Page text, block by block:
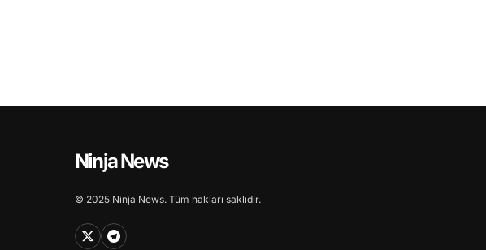
Ninja News
© 2025 Ninja News. Tüm hakları saklıdır.